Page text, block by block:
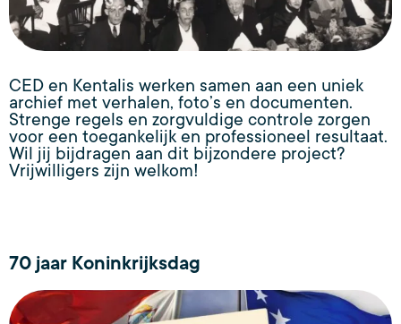
CED en Kentalis werken samen aan een uniek
archief met verhalen, foto’s en documenten.
Strenge regels en zorgvuldige controle zorgen
voor een toegankelijk en professioneel resultaat.
Wil jij bijdragen aan dit bijzondere project?
Vrijwilligers zijn welkom!
70 jaar Koninkrijksdag